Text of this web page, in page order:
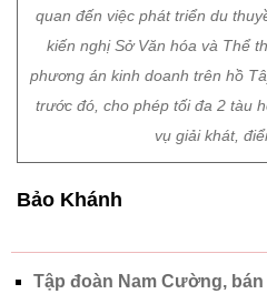
quan đến việc phát triển du
kiến nghị Sở Văn hóa và Thể
phương án kinh doanh trên hồ
trước đó, cho phép tối đa 2 tàu
vụ giải khát,
Bảo Khánh
Tập đoàn Nam Cường,